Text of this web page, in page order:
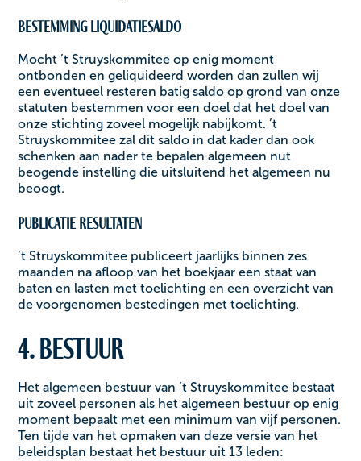
Bestemming liquidatiesaldo
Mocht ’t Struyskommitee op enig moment
ontbonden en geliquideerd worden dan zullen wij
een eventueel resteren batig saldo op grond van onze
statuten bestemmen voor een doel dat het doel van
onze stichting zoveel mogelijk nabijkomt. ’t
Struyskommitee zal dit saldo in dat kader dan ook
schenken aan nader te bepalen algemeen nut
beogende instelling die uitsluitend het algemeen nu
beoogt.
Publicatie resultaten
’t Struyskommitee publiceert jaarlijks binnen zes
maanden na afloop van het boekjaar een staat van
baten en lasten met toelichting en een overzicht van
de voorgenomen bestedingen met toelichting.
4. Bestuur
Het algemeen bestuur van ’t Struyskommitee bestaat
uit zoveel personen als het algemeen bestuur op enig
moment bepaalt met een minimum van vijf personen.
Ten tijde van het opmaken van deze versie van het
beleidsplan bestaat het bestuur uit 13 leden: